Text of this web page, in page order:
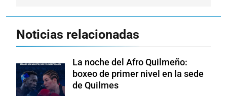
Noticias relacionadas
La noche del Afro Quilmeño:
boxeo de primer nivel en la sede
de Quilmes